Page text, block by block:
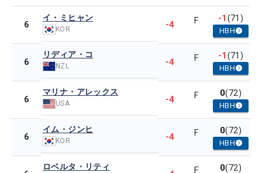
6
イ・ミヒャン
KOR -4 F -1(71)
HBH
6
リディア・コ
NZL -4 F -1(71)
HBH
6
マリナ・アレックス
USA -4 F 0(72)
HBH
6
イム・ジンヒ
KOR -4 F 0(72)
HBH
ロベルタ・リティ F 0(72)